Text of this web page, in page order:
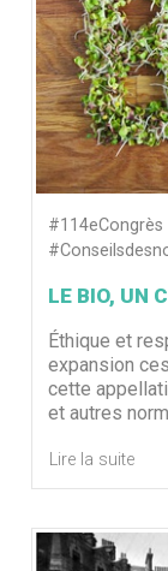
#114eCongrès
LE BIO, UN
Éthique et
expansion
cette
et autres
Lire la suite